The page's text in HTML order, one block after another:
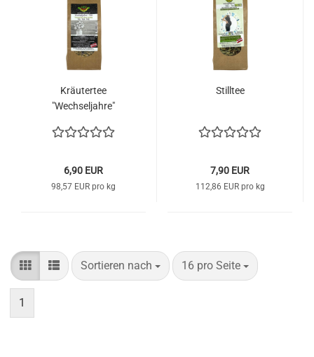
Kräutertee
"Wechseljahre"
6,90 EUR
98,57 EUR pro kg
Stilltee
7,90 EUR
112,86 EUR pro kg
Sortieren nach
Sortieren nach 16 pro Seite
pro Seite
1